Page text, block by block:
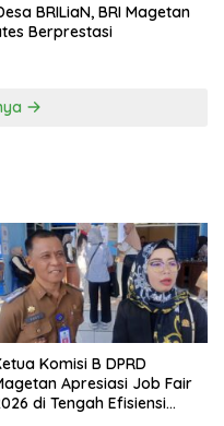
BRILiaN, BRI Magetan
Berprestasi
Komisi B DPRD
Apresiasi Job Fair
di Tengah Efisiensi